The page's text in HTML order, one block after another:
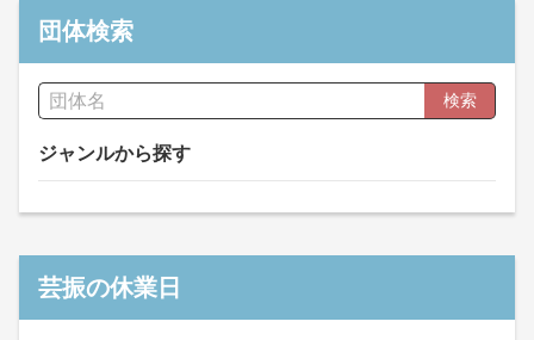
団体検索
検索
ジャンルから探す
芸振の休業日